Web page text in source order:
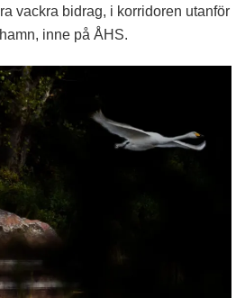
vackra bidrag, i korridoren utanför
inne på ÅHS.